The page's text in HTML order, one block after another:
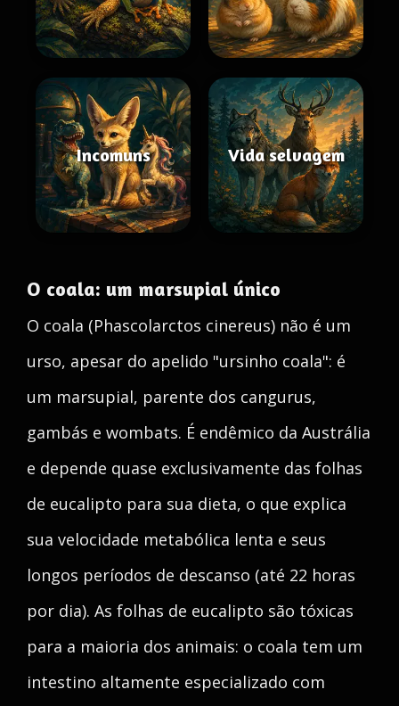
Incomuns Vida selvagem
O coala: um marsupial único
O coala (Phascolarctos cinereus) não é um
urso, apesar do apelido "ursinho coala": é
um marsupial, parente dos cangurus,
gambás e wombats. É endêmico da Austrália
e depende quase exclusivamente das folhas
de eucalipto para sua dieta, o que explica
sua velocidade metabólica lenta e seus
longos períodos de descanso (até 22 horas
por dia). As folhas de eucalipto são tóxicas
para a maioria dos animais: o coala tem um
intestino altamente especializado com